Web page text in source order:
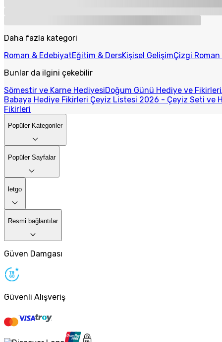
Daha fazla kategori
Roman & EdebiyatEğitim & DersKişisel GelişimÇizgi Roman
Bunlar da ilgini çekebilir
Sömestir ve Karne HediyesiDoğum Günü Hediye ve Fikirleri
Babaya Hediye Fikirleri Çeyiz Listesi 2026 - Çeyiz Seti ve
Fikirleri
Popüler Kategoriler
Popüler Sayfalar
letgo
Resmi bağlantılar
Güven Damgası
Güvenli Alışveriş